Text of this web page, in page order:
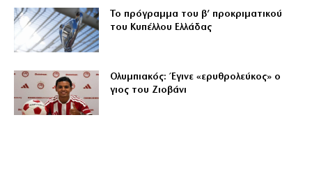
Το πρόγραμμα του β’ προκριματικού
του Κυπέλλου Ελλάδας
Ολυμπιακός: Έγινε «ερυθρολεύκος» ο
γιος του Ζιοβάνι